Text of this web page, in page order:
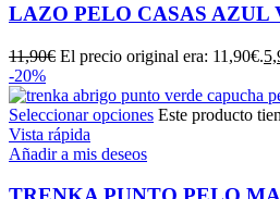
LAZO PELO CASAS AZUL
11,90€ El precio original era: 11,90€.
-20%
Seleccionar opciones Este producto
Vista rápida
Añadir a mis deseos